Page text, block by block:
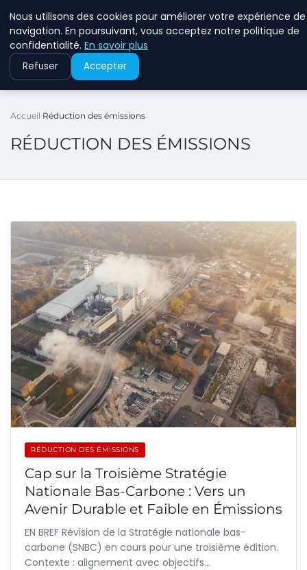
Accueil Réduction des émissions
RÉDUCTION DES ÉMISSIONS
RÉDUCTION DES ÉMISSIONS
Cap sur la Troisième Stratégie
Nationale Bas-Carbone : Vers un
Avenir Durable et Faible en Émissions
EN BREF Révision de la Stratégie nationale bas-
carbone (SNBC) en cours pour une troisième édition.
Contexte : alignement avec objectifs…
Nous utilisons des cookies pour améliorer votre expérience de
navigation. En poursuivant, vous acceptez notre politique de
confidentialité. En savoir plus
Refuser Accepter